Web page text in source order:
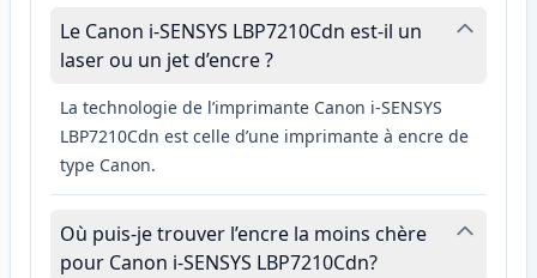
Le Canon i-SENSYS LBP7210Cdn est-il un
laser ou un jet d’encre ?
La technologie de l’imprimante Canon i-SENSYS
LBP7210Cdn est celle d’une imprimante à encre de
type Canon.
Où puis-je trouver l’encre la moins chère
pour Canon i-SENSYS LBP7210Cdn?